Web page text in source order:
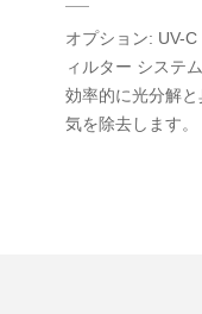
オプション: UV-C
ィルター システ
効率的に光分解と
気を除去します。